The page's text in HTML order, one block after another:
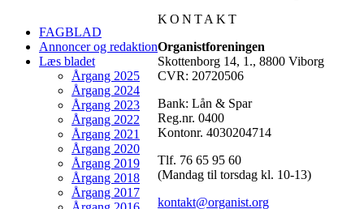
FAGBLAD
Annoncer og redaktion
Læs bladet
Årgang 2025
Årgang 2024
Årgang 2023
Årgang 2022
Årgang 2021
Årgang 2020
Årgang 2019
Årgang 2018
Årgang 2017
KONTAKT
Organistforeningen
Skottenborg 14, 1., 8800 Viborg
CVR: 20720506
Bank: Lån & Spar
Reg.nr. 0400
Kontonr. 4030204714
Tlf. 76 65 95 60
(Mandag til torsdag kl. 10-13)
kontakt@organist.org